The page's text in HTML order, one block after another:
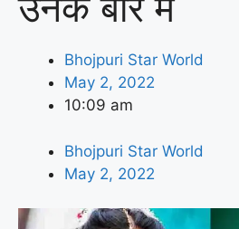
Bhojpuri Star World
May 2, 2022
10:09 am
Bhojpuri Star World
May 2, 2022